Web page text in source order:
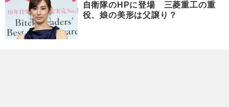
自衛隊のHPに登場 三菱重工の重
役、娘の美形は父譲り？